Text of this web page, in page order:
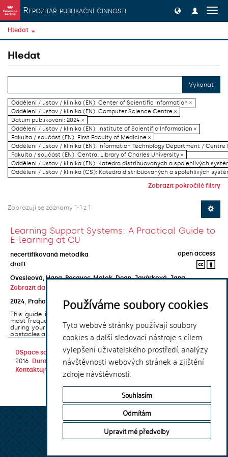
Používáme soubory cookies
Tyto webové stránky používají soubory
cookies a další sledovací nástroje s cílem
vylepšení uživatelského prostředí, analýzy
návštěvnosti webových stránek a zjištění
zdroje návštěvnosti.
Souhlasím
Odmítám
Upravit mé předvolby
Přeskočit na obsah
Repozitář publikační činnosti
Hledat
Hledat
Vykonat
Oddělení / ústav / klinika (EN): Center of Scientific Information ×
Oddělení / ústav / klinika (EN): Computer Science Centre ×
Datum publikování: 2024 ×
Oddělení / ústav / klinika (EN): Institute of Scientific Information ×
Fakulta / součást (EN): First Faculty of Medicine ×
Oddělení / ústav / klinika (EN): Information Technology Department / Centre
Fakulta / součást (EN): Central Library of Charles University ×
Oddělení / ústav / klinika (EN): Katedra distribuovaných a spolehlivých
Oddělení / ústav / klinika (CS): Katedra distribuovaných a spolehlivých
Zobrazit pokročilé filtry
Zobrazují se záznamy 1-1 z 1
Learning Support Systems: A Practical Guide to
E-learning at CU
necertifikovaná metodika
open access
draft
Ovesleová, Hana;Posavec-Malok, Dean;Javůrková, Jana;
Zobrazit další autory
2024
Praha
Univerzita Karlova, Nakladatelství Karolinum
This guide introduces the e-learning support tools that are used
most frequently at Charles University and that you may encounter
during your studies. It will also help you to avoid the most common
obstacles associated ...
DSpace softwarecopyright © 2002-
2016
DuraSpace
Kontaktujte nás
Vyjádření názoru
Theme by